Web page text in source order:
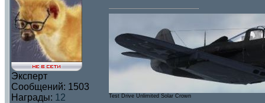
Эксперт
Сообщений: 1503
Награды: 12 Test Drive Unlimited Solar Crown